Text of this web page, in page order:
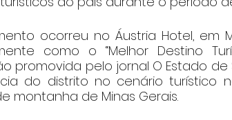
ocorreu no Áustria Hotel, em
como o “Melhor Destino
promovida pelo jornal O Estado de
do distrito no cenário turístico
montanha de Minas Gerais.